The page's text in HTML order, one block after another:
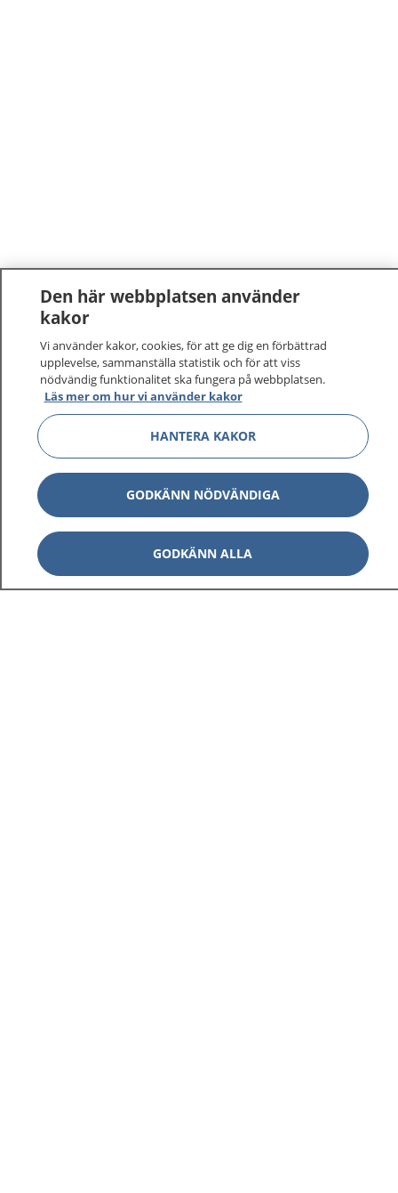
Den här webbplatsen använder
kakor
Vi använder kakor, cookies, för att ge dig en förbättrad
upplevelse, sammanställa statistik och för att viss
nödvändig funktionalitet ska fungera på webbplatsen.
Läs mer om hur vi använder kakor
HANTERA KAKOR
GODKÄNN NÖDVÄNDIGA
GODKÄNN ALLA